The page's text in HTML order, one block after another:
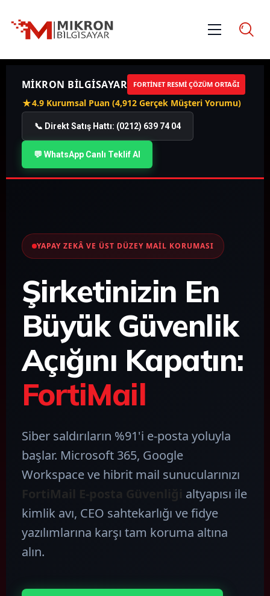
MİKRON BİLGİSAYAR FORTINET RESMI ÇÖZÜM ORTAĞI
★4.9 Kurumsal Puan (4,912 Gerçek Müşteri Yorumu)
📞 Direkt Satış Hattı: (0212) 639 74 04
💬 WhatsApp Canlı Teklif Al
YAPAY ZEKÂ VE ÜST DÜZEY MAIL KORUMASI
Şirketinizin En
Büyük Güvenlik
Açığını Kapatın:
FortiMail
Siber saldırıların %91'i e-posta yoluyla
başlar. Microsoft 365, Google
Workspace ve hibrit mail sunucularınızı
FortiMail E-posta Güvenliği
altyapısı ile
kimlik avı, CEO sahtekarlığı ve fidye
yazılımlarına karşı tam koruma altına
alın.